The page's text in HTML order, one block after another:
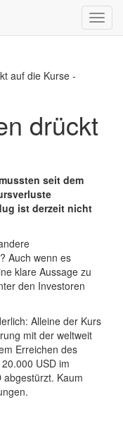
auf die Kurse -
drückt
seit dem
ist derzeit nicht
Auch wenn es
klare Aussage zu
den Investoren
Alleine der Kurs
mit der weltweit
Erreichen des
USD im
Kaum